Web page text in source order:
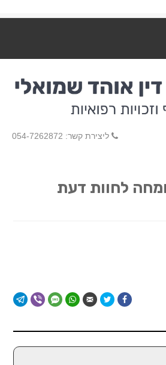
ליצירת קשר: 054-7262872
לחוות דעת